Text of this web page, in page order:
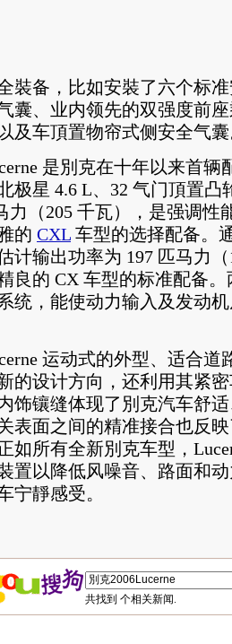
裝备，比如安裝了六个标
囊、业内领先的双强度前
及车頂置物帘式侧安全气
是別克在十年以来首辆
极星 4.6 L、32 气门頂置
力（205 千瓦），是强调性
的 CXL 车型的选择配备。
计输出功率为 197 匹马力
良的 CX 车型的标准配备
统，能使动力输入及发动
运动式的外型、适合道
的设计方向，还利用其紧
饰镶缝体现了別克汽车舒
表面之间的精准接合也反
如所有全新別克车型，
置以降低风噪音、路面和
宁靜感受。
共找到 个相关新闻.